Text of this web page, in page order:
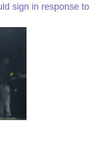
sign in response to